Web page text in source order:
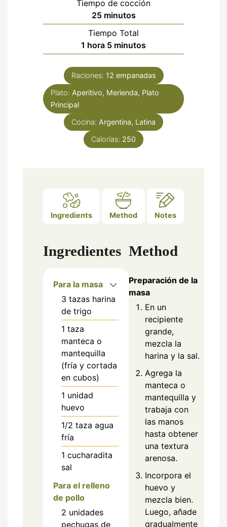
Tiempo de cocción
25minutos
minutos
Tiempo Total
1 hora
hora 5minutos
minutos
Raciones: 12 empanadas
Plato: Aperitivo, Merienda, Plato
Principal
Cocina: Argentina, Latina
Calorías: 250
Ingredients Method Notes
Ingredientes
Para la masa
3 tazas harina
de trigo
1 taza
manteca o
mantequilla
(fría y cortada
en cubos)
1 unidad
huevo
1/2 taza agua
fría
1 cucharadita
sal
Para el relleno
de pollo
2 unidades
pechugas de
Method
Preparación de la
masa
En un
recipiente
grande,
mezcla la
harina y la sal.
Agrega la
manteca o
mantequilla y
trabaja con
las manos
hasta obtener
una textura
arenosa.
Incorpora el
huevo y
mezcla bien.
Luego, añade
gradualmente